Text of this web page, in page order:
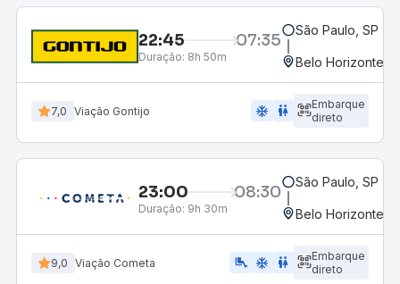
22:45 07:35
Duração: 8h 50m
São Paulo, SP -
Belo Horizonte,
7,0 Viação Gontijo ac_unit wc
Embarque
direto
23:00 08:30
Duração: 9h 30m
São Paulo, SP -
Belo Horizonte,
9,0 Viação Cometa airline_seat_legroom_extra ac_unit WC
Embarque
direto